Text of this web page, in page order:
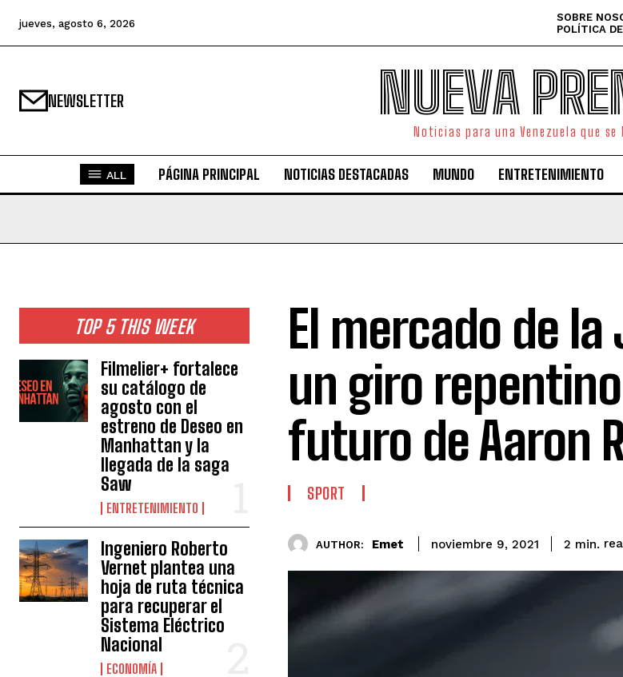
jueves, agosto 6, 2026 SOBRE
POLÍTICA
NEWSLETTER NUEVA
Noticias para una Venezuela que se
ALL PÁGINA PRINCIPAL NOTICIAS DESTACADAS MUNDO ENTRETENIMIENTO
TOP 5 THIS WEEK
Filmelier+ fortalece
su catálogo de
agosto con el
estreno de Deseo en
Manhattan y la
llegada de la saga
Saw
ENTRETENIMIENTO
Ingeniero Roberto
Vernet plantea una
hoja de ruta técnica
para recuperar el
Sistema Eléctrico
Nacional
ECONOMÍA
El mercado de
un giro
futuro de Aaron
SPORT
AUTHOR: Emet noviembre 9, 2021 2 min.